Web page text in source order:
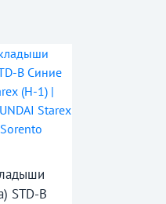
STD-B